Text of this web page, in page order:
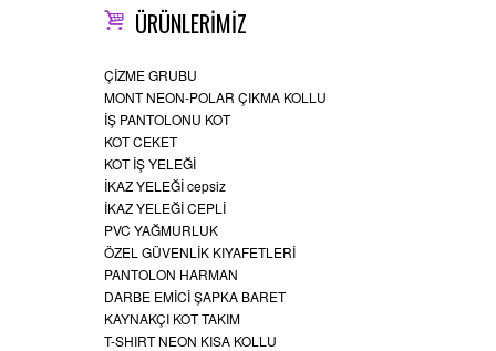
ÜRÜNLERİMİZ
ÇİZME GRUBU
MONT NEON-POLAR ÇIKMA KOLLU
İŞ PANTOLONU KOT
KOT CEKET
KOT İŞ YELEĞİ
İKAZ YELEĞİ cepsiz
İKAZ YELEĞİ CEPLİ
PVC YAĞMURLUK
ÖZEL GÜVENLİK KIYAFETLERİ
PANTOLON HARMAN
DARBE EMİCİ ŞAPKA BARET
KAYNAKÇI KOT TAKIM
T-SHIRT NEON KISA KOLLU